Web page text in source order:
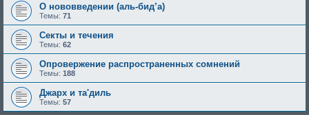
О нововведении (аль-бид’а)
Темы: 71
Секты и течения
Темы: 62
Опровержение распространенных сомнений
Темы: 188
Джарх и та'диль
Темы: 57